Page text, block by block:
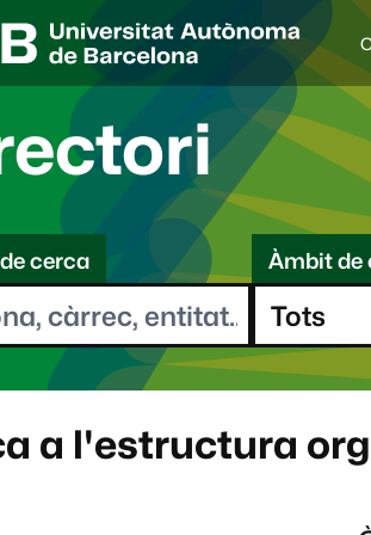
I
d
i
a
e
l
e
o
t
cerca Àmbit de
a l'estructura